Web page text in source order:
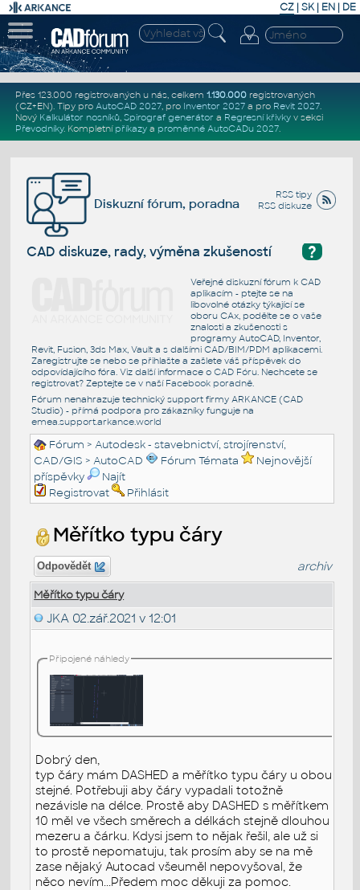
CZ | SK| EN | DE
Přes 123.000 registrovaných u nás, celkem 1.130.000registrovaných
(CZ+EN). Tipy pro AutoCAD 2027, pro Inventor 2027a pro Revit 2027.
Nový Kalkulátor nosníků, Spirograf generátor a Regresní křivkyv sekci
Převodníky. Kompletní příkazya proměnné AutoCADu 2027.
RSS tipy
RSS diskuze
Diskuzní fórum, poradna
?
CAD diskuze, rady, výměna zkušeností
Veřejné diskuzní fórum k CAD
aplikacím - ptejte se na
libovolné otázky týkající se
oboru CAx, podělte se o vaše
znalosti a zkušenosti s
programy AutoCAD, Inventor,
Revit, Fusion, 3ds Max, Vault a s dalšími CAD/BIM/PDM aplikacemi.
Zaregistrujte se nebo se přihlašte a zašlete váš příspěvek do
odpovídajícího fóra. Viz další informace o CAD Fóru. Nechcete se
registrovat? Zeptejte se v naší Facebook poradně.
Fórum nenahrazuje technický support firmy ARKANCE (CAD
Studio) - přímá podpora pro zákazníky funguje na
emea.support.arkance.world
Fórum >Autodesk - stavebnictví, strojírenství,
CAD/GIS >AutoCAD Fórum Témata
Nejnovější
příspěvky
Najít
Registrovat
Přihlásit
Měřítko typu čáry
Odpovědět archiv
Měřítko typu čáry
JKA 02.zář.2021 v 12:01
Připojené náhledy
Dobrý den,
typ čáry mám DASHED a měřítko typu čáry u obou
stejné. Potřebuji aby čáry vypadali totožně
nezávisle na délce. Prostě aby DASHED s měřítkem
10 měl ve všech směrech a délkách stejně dlouhou
mezeru a čárku. Kdysi jsem to nějak řešil, ale už si
to prostě nepomatuju, tak prosím aby se na mě
zase nějaký Autocad všeuměl nepovyšoval, že
něco nevím...Předem moc děkuji za pomoc.